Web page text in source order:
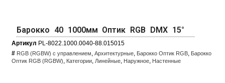
Барокко 40 1000мм Оптик RGB DMX 15°
Артикул PL-8022.1000.0040-88.015015
# RGB (RGBW) с управлением, Архитектурные, Барокко Оптик RGB, Барокко
Оптик RGB (RGBW), Категории, Линейные, Наружное, Настенные